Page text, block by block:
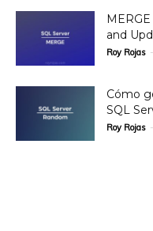
and
Roy Rojas -
Cómo
SQL
Roy Rojas -